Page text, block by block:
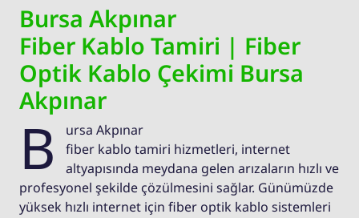
Bursa Akpınar
Fiber Kablo Tamiri | Fiber
Optik Kablo Çekimi Bursa
Akpınar
B
ursa Akpınar
fiber kablo tamiri hizmetleri, internet
altyapısında meydana gelen arızaların hızlı ve
profesyonel şekilde çözülmesini sağlar. Günümüzde
yüksek hızlı internet için fiber optik kablo sistemleri